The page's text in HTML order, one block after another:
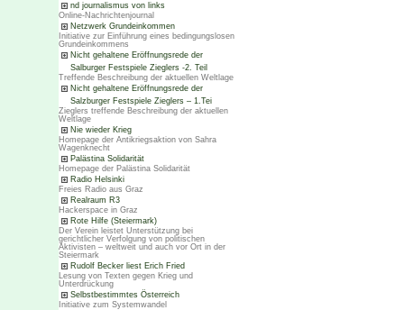
nd journalismus von links
Online-Nachrichtenjournal
Netzwerk Grundeinkommen
Initiative zur Einführung eines bedingungslosen
Grundeinkommens
Nicht gehaltene Eröffnungsrede der
Salburger Festspiele Zieglers -2. Teil
Treffende Beschreibung der aktuellen Weltlage
Nicht gehaltene Eröffnungsrede der
Salzburger Festspiele Zieglers – 1.Tei
Zieglers treffende Beschreibung der aktuellen
Weltlage
Nie wieder Krieg
Homepage der Antikriegsaktion von Sahra
Wagenknecht
Palästina Solidarität
Homepage der Palästina Solidarität
Radio Helsinki
Freies Radio aus Graz
Realraum R3
Hackerspace in Graz
Rote Hilfe (Steiermark)
Der Verein leistet Unterstützung bei
gerichtlicher Verfolgung von politischen
Aktivisten – weltweit und auch vor Ort in der
Steiermark
Rudolf Becker liest Erich Fried
Lesung von Texten gegen Krieg und
Unterdrückung
Selbstbestimmtes Österreich
Initiative zum Systemwandel